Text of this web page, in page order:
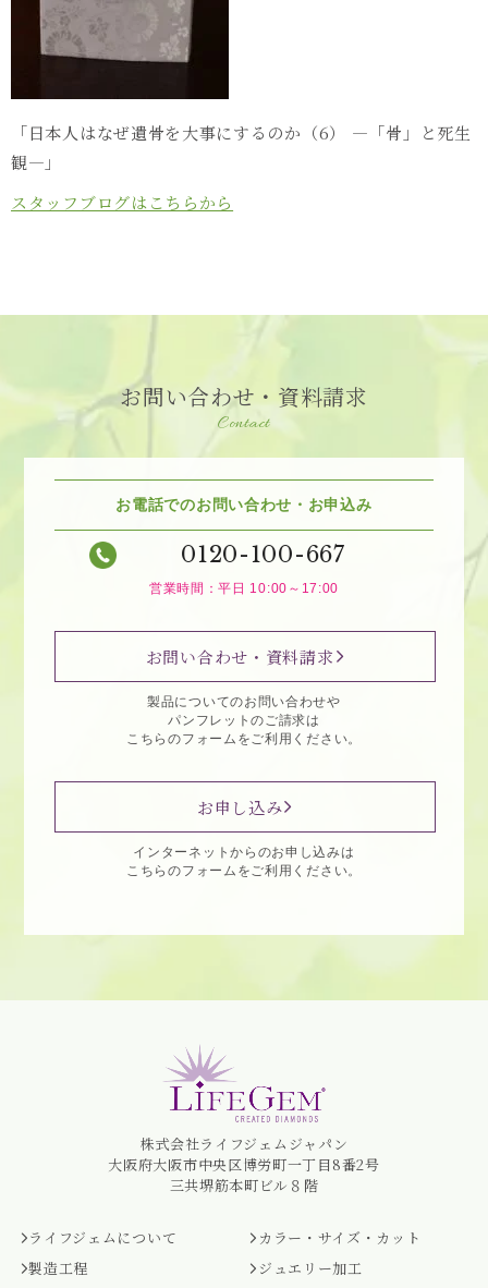
「日本人はなぜ遺骨を大事にするのか（6） ―「骨」と死生
観―」
スタッフブログはこちらから
お問い合わせ・資料請求
Contact
お電話でのお問い合わせ・お申込み
0120-100-667
営業時間：平日 10:00～17:00
お問い合わせ・資料請求
製品についてのお問い合わせや
パンフレットのご請求は
こちらのフォームをご利用ください。
お申し込み
インターネットからのお申し込みは
こちらのフォームをご利用ください。
株式会社ライフジェムジャパン
大阪府大阪市中央区博労町一丁目8番2号
三共堺筋本町ビル８階
ライフジェムについて
製造工程
カラー・サイズ・カット
ジュエリー加工